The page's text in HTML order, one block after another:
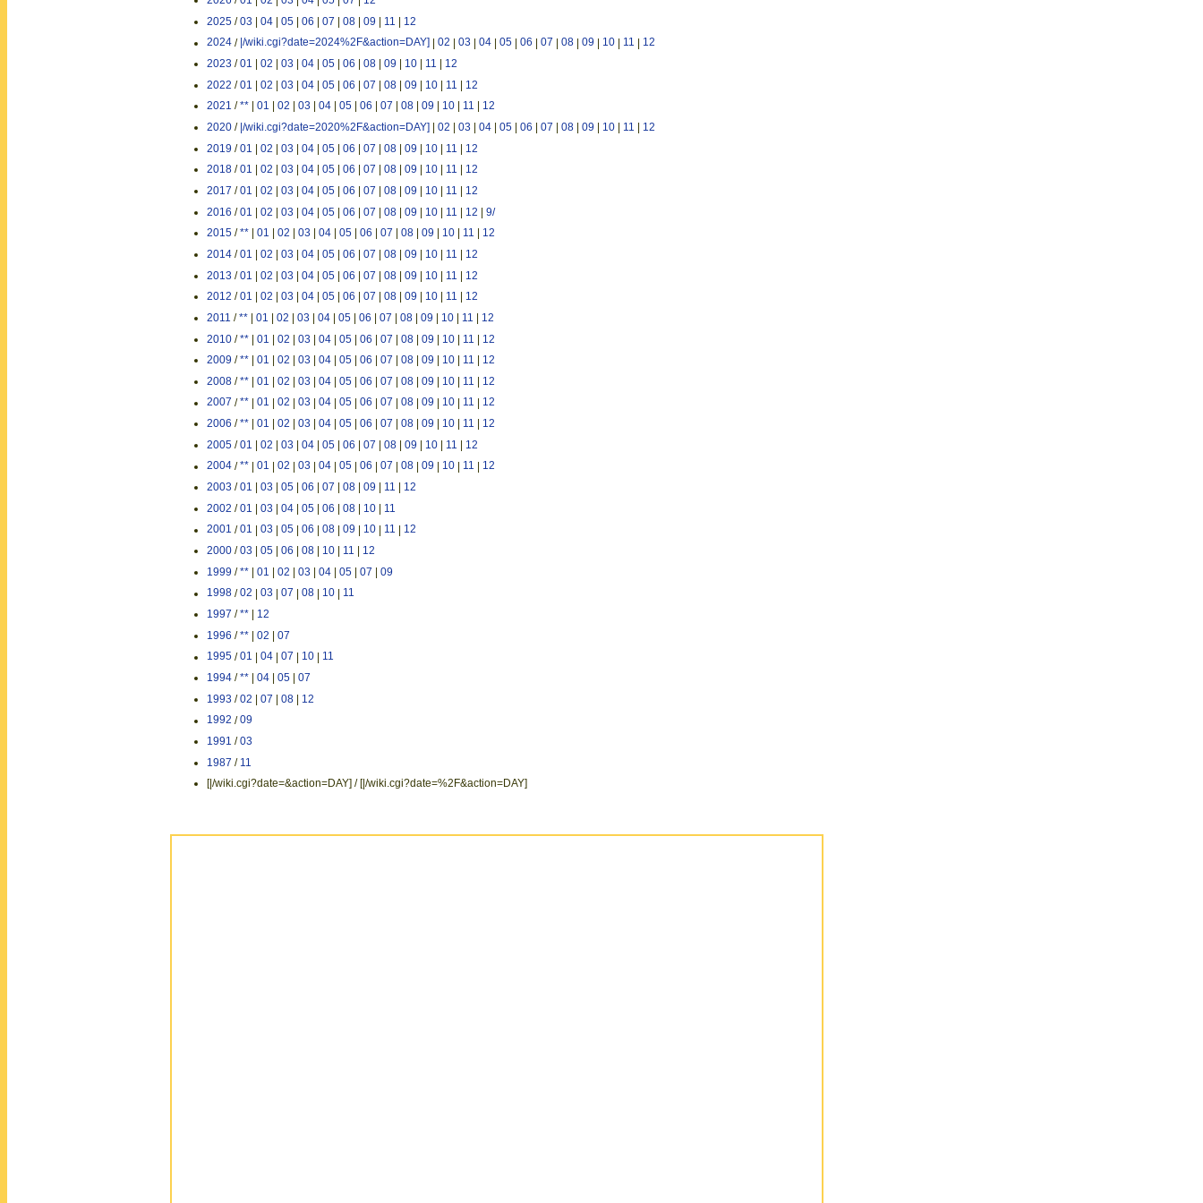
2025 /03 | 04 | 05 | 06 | 07 | 08 | 09 | 11 | 12
2024 / |/wiki.cgi?date=2024%2F&action=DAY] | 02 | 03 | 04 | 05 | 06 | 07 | 08 | 09 | 10 | 11 | 12
2023 /01 02 03 04 05 06 08 09 10 11
12
2022 /01 | 02 | 03 | 04 | 05 | 06 | 07 | 08 | 09 | 10 | 11 | 12
2021 /** 01 02 03 04 05 06 07 08 09 10 11
12
2020 / |/wiki.cgi?date=2020%2F&action=DAY] 02 03 04 05 06 07 08 09 10 11
12
2019 /01 | 02 | 03 | 04 | 05 | 06 | 07 | 08 | 09 | 10 | 11 | 12
2018 /01 02 03 04 05 06 07 08 09 10 11
12
2017 /01 02 03 04 05 06 07 08 09 10 11
12
2016 /01 | 02 | 03 | 04 | 05 | 06 | 07 | 08 | 09 | 10 | 11 | 12 | 9/
2015 /** 01 02 03 04 05 06 07 08 09 10 11
12
2014 /01 02 03 04 05 06 07 08 09 10 11
12
2013 /01 | 02 | 03 | 04 | 05 | 06 | 07 | 08 | 09 | 10 | 11 | 12
2012 /01 02 03 04 05 06 07 08 09 10 11
12
2011 /** 01 02 03 04 05 06 07 08 09 10 11
12
2010 /** | 01 | 02 | 03 | 04 | 05 | 06 | 07 | 08 | 09 | 10 | 11 | 12
2009 /** 01 02 03 04 05 06 07 08 09 10 11
12
2008 /** 01 02 03 04 05 06 07 08 09 10 11
12
2007 /** | 01 | 02 | 03 | 04 | 05 | 06 | 07 | 08 | 09 | 10 | 11 | 12
2006 /** 01 02 03 04 05 06 07 08 09 10 11
12
2005 /01 02 03 04 05 06 07 08 09 10 11
12
2004 /** | 01 | 02 | 03 | 04 | 05 | 06 | 07 | 08 | 09 | 10 | 11 | 12
2003 /01 03 05 06 07 08 09 11
12
2002 /01 03 04 05 06 08 10
11
2001 /01 | 03 | 05 | 06 | 08 | 09 | 10 | 11 | 12
2000 /03 05 06 08 10 11
12
1999 /** 01 02 03 04 05 07
09
1998 /02 | 03 | 07 | 08 | 10 | 11
1997 /**
12
1996 /** | 02 | 07
1995 /01 | 04 | 07 | 10 | 11
1994 /** 04 05
07
1993 /02 | 07 | 08 | 12
1992 /09
1991 /03
1987 / 11
[|/wiki.cgi?date=&action=DAY] / [|/wiki.cgi?date=%2F&action=DAY]